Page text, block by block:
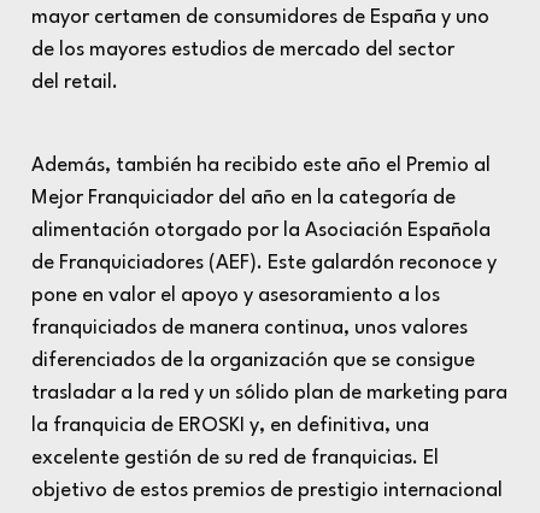
mayor certamen de consumidores de España y uno
de los mayores estudios de mercado del sector
del retail .
Además, también ha recibido este año el Premio al
Mejor Franquiciador del año en la categoría de
alimentación otorgado por la Asociación Española
de Franquiciadores (AEF). Este galardón reconoce y
pone en valor el apoyo y asesoramiento a los
franquiciados de manera continua, unos valores
diferenciados de la organización que se consigue
trasladar a la red y un sólido plan de marketing para
la franquicia de EROSKI y, en definitiva, una
excelente gestión de su red de franquicias. El
objetivo de estos premios de prestigio internacional